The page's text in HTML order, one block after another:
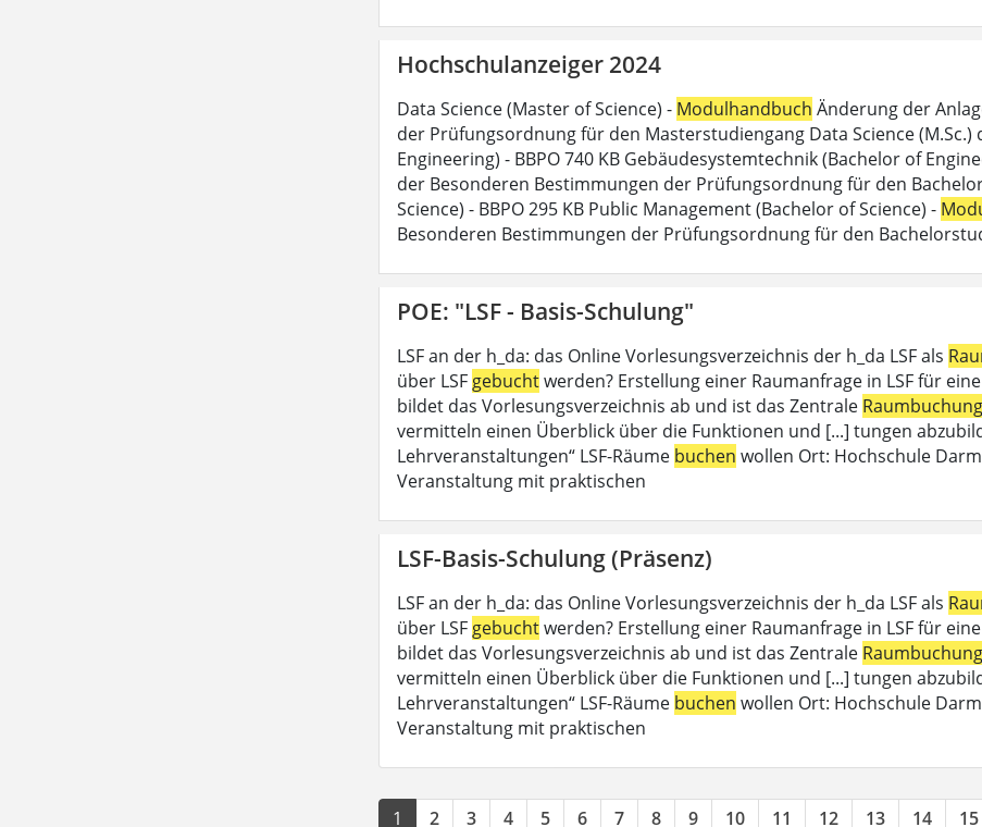
Hochschulanzeiger 2024
Data Science (Master of Science) - Modulhandbuch Änderung der
der Prüfungsordnung für den Masterstudiengang Data Science
Engineering) - BBPO 740 KB Gebäudesystemtechnik (Bachelor of
der Besonderen Bestimmungen der Prüfungsordnung für den
Science) - BBPO 295 KB Public Management (Bachelor of Science) -
Besonderen Bestimmungen der Prüfungsordnung für den
POE: "LSF - Basis-Schulung"
LSF an der h_da: das Online Vorlesungsverzeichnis der h_da LSF als
über LSF gebuchtwerden? Erstellung einer Raumanfrage in LSF für
bildet das Vorlesungsverzeichnis ab und ist das Zentrale
vermitteln einen Überblick über die Funktionen und [...] tungen
Lehrveranstaltungen“ LSF-Räume buchen wollen Ort: Hochschule
Veranstaltung mit praktischen
LSF-Basis-Schulung (Präsenz)
LSF an der h_da: das Online Vorlesungsverzeichnis der h_da LSF als
über LSF gebuchtwerden? Erstellung einer Raumanfrage in LSF für
bildet das Vorlesungsverzeichnis ab und ist das Zentrale
vermitteln einen Überblick über die Funktionen und [...] tungen
Lehrveranstaltungen“ LSF-Räume buchen wollen Ort: Hochschule
Veranstaltung mit praktischen
1 2 3 4 5 6 7 8 9 10 11 12 13 14 15